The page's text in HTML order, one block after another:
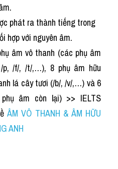
phát ra thành tiếng trong
hợp với nguyên âm.
âm vô thanh (các phụ âm
p, /f/, /t/,…), 8 phụ âm hữu
lá cây tươi (/b/, /v/,…) và 6
âm còn lại) >> IELTS
ÂM VÔ THANH & ÂM HỮU
ANH